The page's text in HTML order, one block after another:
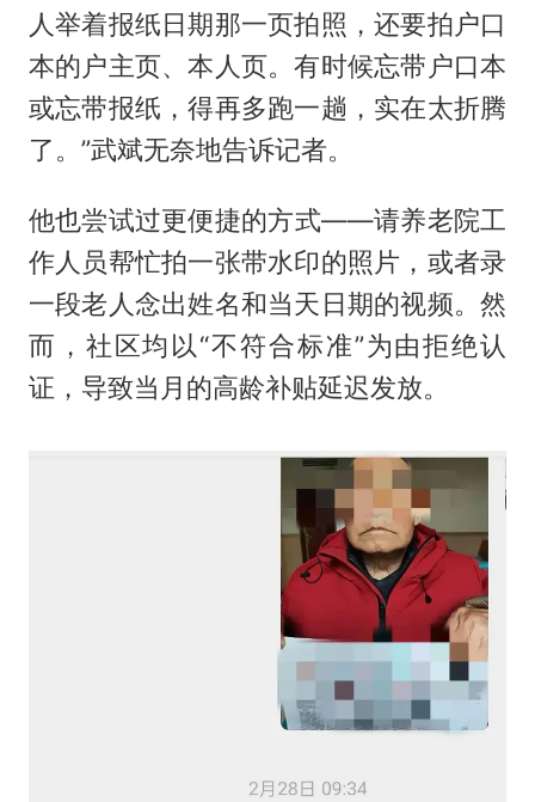
人举着报纸日期那一页拍照，还要拍户口
本的户主页、本人页。有时候忘带户口本
或忘带报纸，得再多跑一趟，实在太折腾
了。”武斌无奈地告诉记者。
他也尝试过更便捷的方式——请养老院工
作人员帮忙拍一张带水印的照片，或者录
一段老人念出姓名和当天日期的视频。然
而，社区均以“不符合标准”为由拒绝认
证，导致当月的高龄补贴延迟发放。